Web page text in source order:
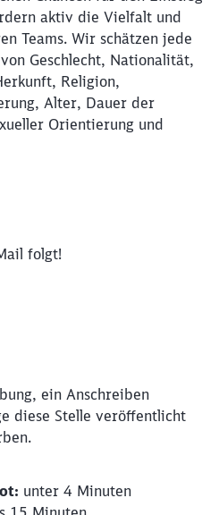
aktiv die Vielfalt und
Teams. Wir schätzen jede
Geschlecht, Nationalität,
Religion,
Alter, Dauer der
Orientierung und
folgt!
ein Anschreiben
diese Stelle veröffentlicht
unter 4 Minuten